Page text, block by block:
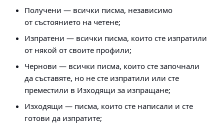
Получени — всички писма, независимо
от състоянието на четене;
Изпратени — всички писма, които сте изпратили
от някой от своите профили;
Чернови — всички писма, които сте започнали
да съставяте, но не сте изпратили или сте
преместили в Изходящи за изпращане;
Изходящи — писма, които сте написали и сте
готови да изпратите;